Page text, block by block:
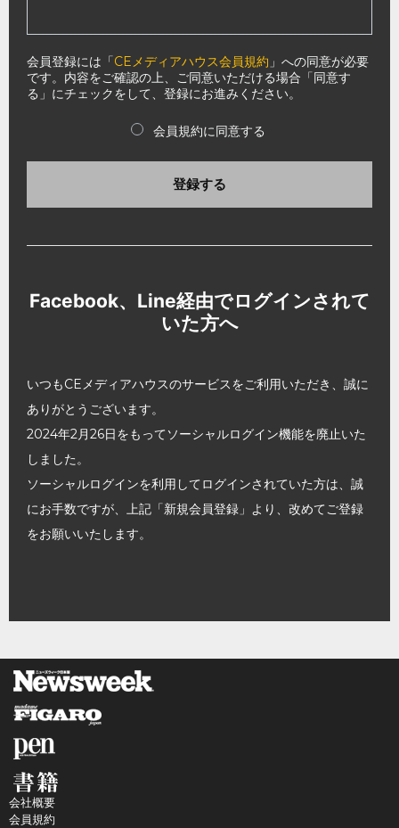
会員登録には「CEメディアハウス会員規約 」への同意が必要
です。内容をご確認の上、ご同意いただける場合「同意す
る」にチェックをして、登録にお進みください。
会員規約に同意する
登録する
Facebook、Line経由でログインされて
いた方へ
いつもCEメディアハウスのサービスをご利用いただき、誠に
ありがとうございます。
2024年2月26日をもってソーシャルログイン機能を廃止いた
しました。
ソーシャルログインを利用してログインされていた方は、誠
にお手数ですが、上記「新規会員登録」より、改めてご登録
をお願いいたします。
会社概要
会員規約